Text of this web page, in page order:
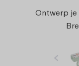
Ontwerp je